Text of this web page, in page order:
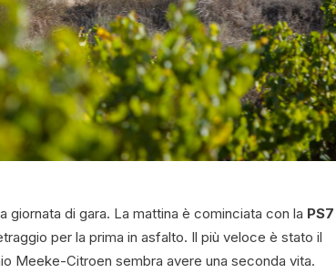
giornata di gara. La mattina è cominciata con la PS7
per la prima in asfalto. Il più veloce è stato il
Meeke-Citroen sembra avere una seconda vita.